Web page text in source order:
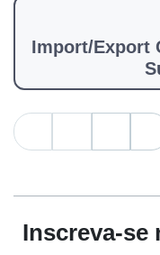
Import/Export
Inscreva-se